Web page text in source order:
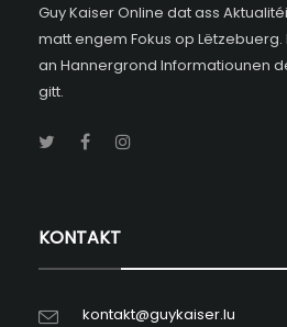
Guy Kaiser Online dat ass
matt engem Fokus op
an Hannergrond Informatiounen
gitt.
KONTAKT
kontakt@guykaiser.lu